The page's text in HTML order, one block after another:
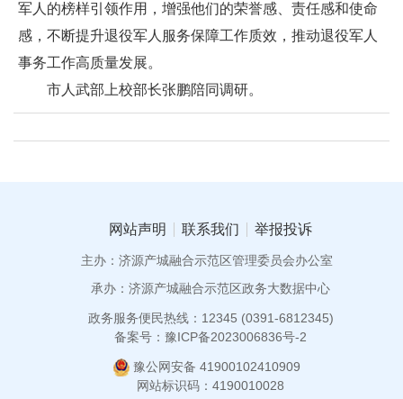
军人的榜样引领作用，增强他们的荣誉感、责任感和使命
感，不断提升退役军人服务保障工作质效，推动退役军人
事务工作高质量发展。
市人武部上校部长张鹏陪同调研。
网站声明 联系我们 举报投诉
主办：济源产城融合示范区管理委员会办公室
承办：济源产城融合示范区政务大数据中心
政务服务便民热线：12345 (0391-6812345)
备案号：豫ICP备2023006836号-2
豫公网安备 41900102410909
网站标识码：4190010028